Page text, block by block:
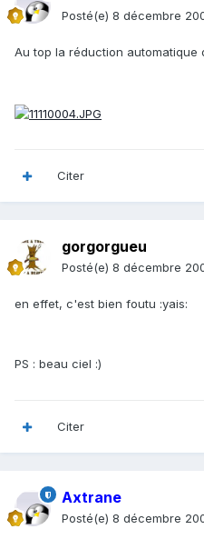
Posté(e) 8 décembre
Au top la réduction automatique
Citer
gorgorgueu
Posté(e) 8 décembre
en effet, c'est bien foutu :yais:
PS : beau ciel :)
Citer
Axtrane
Posté(e) 8 décembre